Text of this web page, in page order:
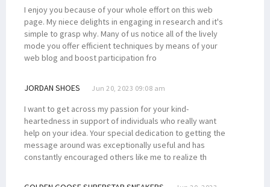
I enjoy you because of your whole effort on this web
page. My niece delights in engaging in research and it's
simple to grasp why. Many of us notice all of the lively
mode you offer efficient techniques by means of your
web blog and boost participation fro
JORDAN SHOES Jun 20, 2023 09:08 am
I want to get across my passion for your kind-
heartedness in support of individuals who really want
help on your idea. Your special dedication to getting the
message around was exceptionally useful and has
constantly encouraged others like me to realize th